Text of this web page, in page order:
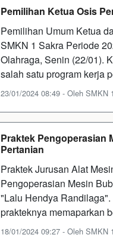
Pemilihan Ketua Osis
Pemilihan Umum Ketua
SMKN 1 Sakra Periode
Olahraga, Senin (22/01).
salah satu program kerja
23/01/2024 08:49 - Oleh SMKN
Praktek Pengoperasian
Pertanian
Praktek Jurusan Alat
Pengoperasian Mesin
"Lalu Hendya
prakteknya memaparkan
18/01/2024 09:27 - Oleh SMKN